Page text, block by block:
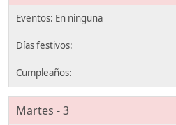
Martes - 3